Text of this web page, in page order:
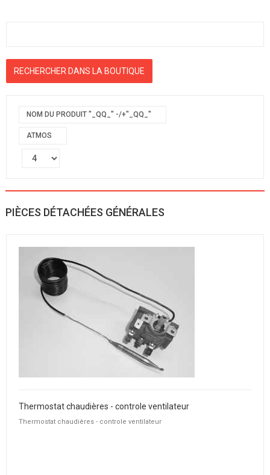
NOM DU PRODUIT "_QQ_" -/+"_QQ_"
ATMOS
PIÈCES DÉTACHÉES GÉNÉRALES
Thermostat chaudières - controle ventilateur
Thermostat chaudières - controle ventilateur